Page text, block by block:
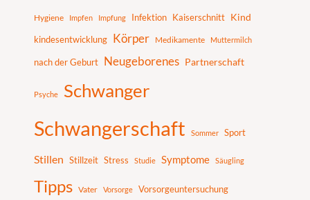
Hygiene Impfen Impfung Infektion Kaiserschnitt Kind
kindesentwicklung Körper Medikamente Muttermilch
nach der Geburt Neugeborenes Partnerschaft
Psyche Schwanger
Schwangerschaft Sommer Sport
Stillen Stillzeit Stress Studie Symptome Säugling
Tipps Vater Vorsorge Vorsorgeuntersuchung